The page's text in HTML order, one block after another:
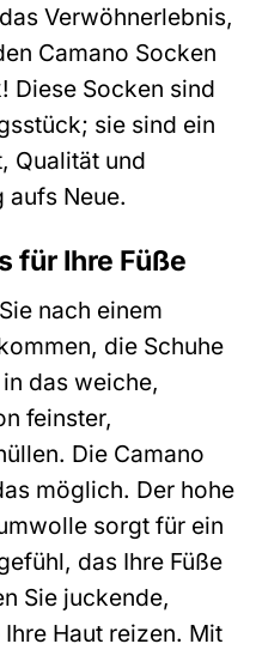
Verwöhnerlebnis,
Camano Socken
Diese Socken sind
sie sind ein
Qualität und
aufs Neue.
für Ihre Füße
nach einem
die Schuhe
das weiche,
feinster,
Die Camano
möglich. Der hohe
sorgt für ein
das Ihre Füße
Sie juckende,
Haut reizen. Mit